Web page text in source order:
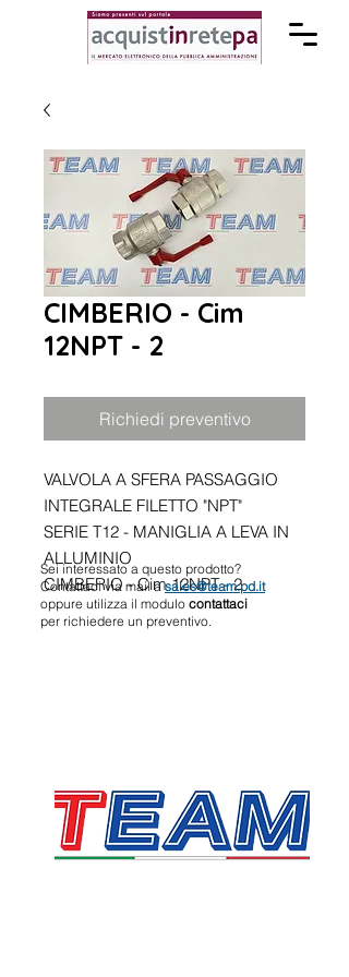
CIMBERIO - Cim
12NPT - 2
Richiedi preventivo
VALVOLA A SFERA PASSAGGIO
INTEGRALE FILETTO "NPT"
SERIE T12 - MANIGLIA A LEVA IN
ALLUMINIO
CIMBERIO - Cim 12NPT - 2
Sei interessato a questo prodotto?
Contattaci via mail asales@team.pd.it
oppure utilizza il modulo contattaci
per richiedere un preventivo.